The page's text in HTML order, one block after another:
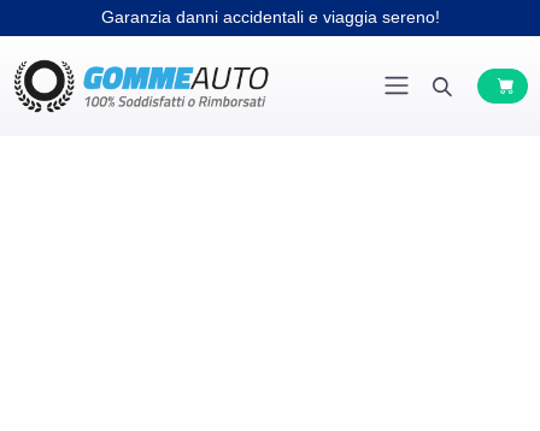
Garanzia danni accidentali e viaggia sereno!